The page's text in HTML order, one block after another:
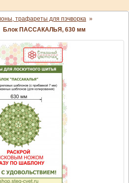
трафареты для пэчворка »
Блок ПАССАКАЛЬЯ, 630 мм